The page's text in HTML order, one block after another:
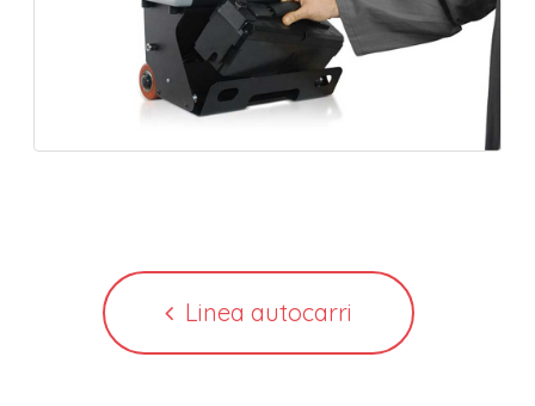
Linea autocarri